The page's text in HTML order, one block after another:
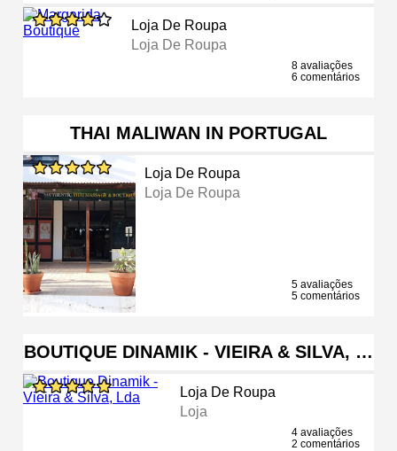
Loja De Roupa
Loja De Roupa
8 avaliações
6 comentários
THAI MALIWAN IN PORTUGAL
Loja De Roupa
Loja De Roupa
5 avaliações
5 comentários
BOUTIQUE DINAMIK - VIEIRA & SILVA, …
Loja De Roupa
Loja
4 avaliações
2 comentários